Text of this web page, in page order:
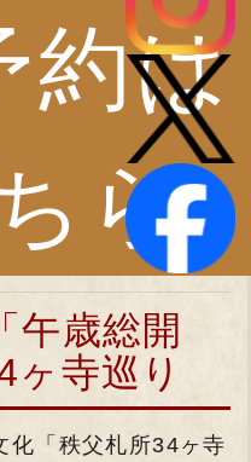
約は
ら
午歳総開帳」を巡る旅
午歳総開
ヶ寺巡り
化「秩父札所34ヶ寺